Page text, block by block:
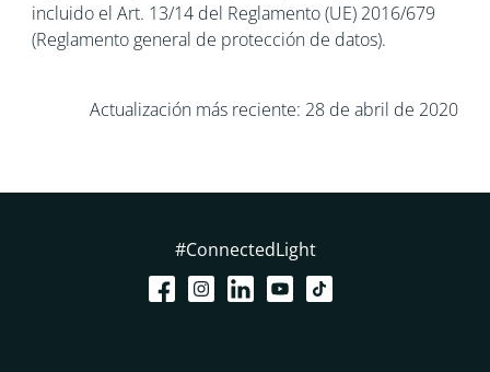
incluido el Art. 13/14 del Reglamento (UE) 2016/679
(Reglamento general de protección de datos).
Actualización más reciente: 28 de abril de 2020
#ConnectedLight